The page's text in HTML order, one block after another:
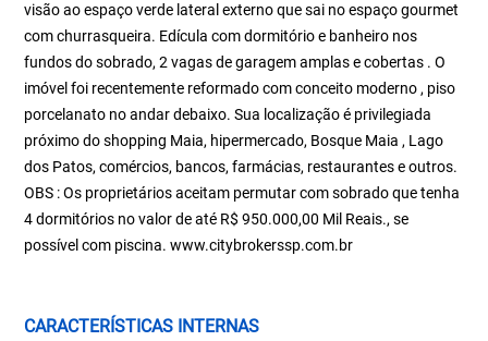
visão ao espaço verde lateral externo que sai no espaço gourmet
com churrasqueira. Edícula com dormitório e banheiro nos
fundos do sobrado, 2 vagas de garagem amplas e cobertas . O
imóvel foi recentemente reformado com conceito moderno , piso
porcelanato no andar debaixo. Sua localização é privilegiada
próximo do shopping Maia, hipermercado, Bosque Maia , Lago
dos Patos, comércios, bancos, farmácias, restaurantes e outros.
OBS : Os proprietários aceitam permutar com sobrado que tenha
4 dormitórios no valor de até R$ 950.000,00 Mil Reais., se
possível com piscina. www.citybrokerssp.com.br
CARACTERÍSTICAS INTERNAS